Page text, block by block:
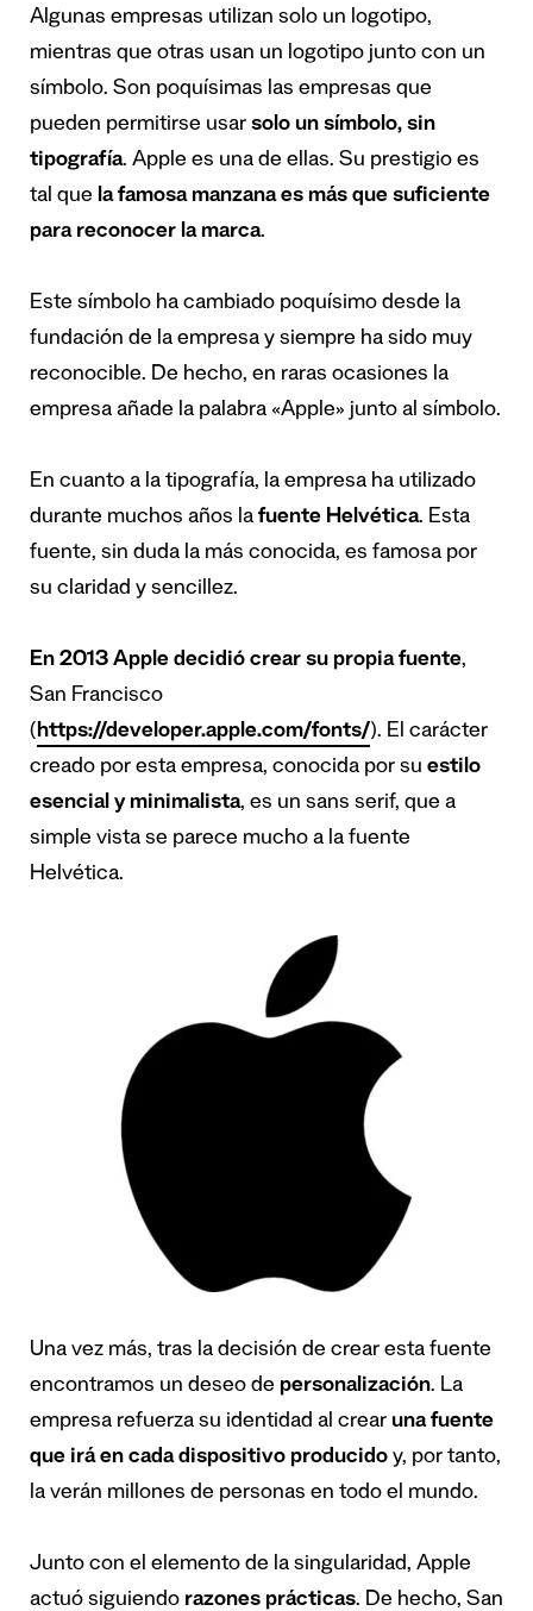
Algunas empresas utilizan solo un logotipo,
mientras que otras usan un logotipo junto con un
símbolo. Son poquísimas las empresas que
pueden permitirse usar solo un símbolo, sin
tipografía. Apple es una de ellas. Su prestigio es
tal que la famosa manzana es más que suficiente
para reconocer la marca.
Este símbolo ha cambiado poquísimo desde la
fundación de la empresa y siempre ha sido muy
reconocible. De hecho, en raras ocasiones la
empresa añade la palabra «Apple» junto al símbolo.
En cuanto a la tipografía, la empresa ha utilizado
durante muchos años la fuente Helvética. Esta
fuente, sin duda la más conocida, es famosa por
su claridad y sencillez.
En 2013 Apple decidió crear su propia fuente,
San Francisco
(https://developer.apple.com/fonts/). El carácter
creado por esta empresa, conocida por su estilo
esencial y minimalista, es un sans serif, que a
simple vista se parece mucho a la fuente
Helvética.
Una vez más, tras la decisión de crear esta fuente
encontramos un deseo de personalización. La
empresa refuerza su identidad al crear una fuente
que irá en cada dispositivo producido y, por tanto,
la verán millones de personas en todo el mundo.
Junto con el elemento de la singularidad, Apple
actuó siguiendo razones prácticas. De hecho, San